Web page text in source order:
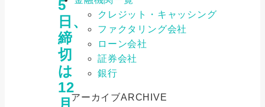
5
日、
締
切
は
12
クレジット・キャッシング
ファクタリング会社
ローン会社
証券会社
銀行
アーカイブARCHIVE